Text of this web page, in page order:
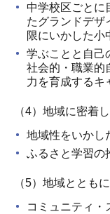
中学校区ごとに
たグランドデザ
限にいかした小
学ぶことと自己
社会的・職業的
力を育成するキ
（4）地域に密着
地域性をいかし
ふるさと学習の
（5）地域ととも
コミュニティ・